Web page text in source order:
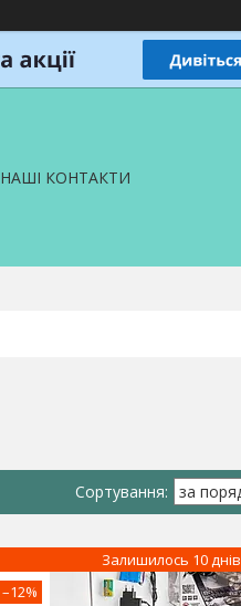
НАШІ КОНТАКТИ
–12%
Залишилось 10 днів